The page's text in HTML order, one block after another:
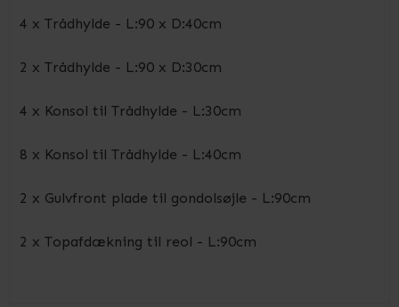
4 x Trådhylde - L:90 x D:40cm
2 x Trådhylde - L:90 x D:30cm
4 x Konsol til Trådhylde - L:30cm
8 x Konsol til Trådhylde - L:40cm
2 x Gulvfront plade til gondolsøjle - L:90cm
2 x Topafdækning til reol - L:90cm